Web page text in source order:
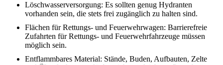
Löschwasserversorgung: Es sollten genug Hydranten
vorhanden sein, die stets frei zugänglich zu halten sind.
Flächen für Rettungs- und Feuerwehrwagen: Barrierefreie
Zufahrten für Rettungs- und Feuerwehrfahrzeuge müssen
möglich sein.
Entflammbares Material: Stände, Buden, Aufbauten, Zelte